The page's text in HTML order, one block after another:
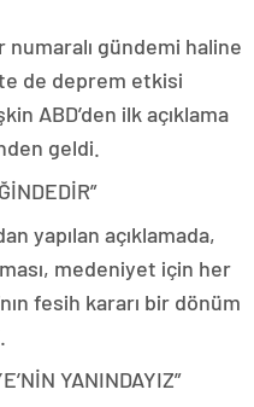
gündemi haline
de deprem etkisi
ABD’den ilk açıklama
geldi.
yapılan açıklamada,
medeniyet için her
fesih kararı bir dönüm
YANINDAYIZ”